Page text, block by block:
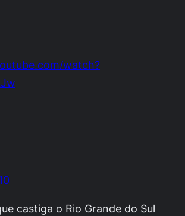
watch?
castiga o Rio Grande do Sul